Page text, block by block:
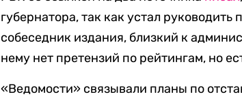
губернатора, так как устал
собеседник издания, близкий к
нему нет претензий по рейтингам, но
«Ведомости» связывали планы по